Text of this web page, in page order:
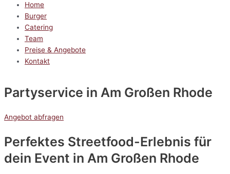
Home
Burger
Catering
Team
Preise & Angebote
Kontakt
Partyservice in Am Großen Rhode
Angebot abfragen
Perfektes Streetfood-Erlebnis für
dein Event in Am Großen Rhode